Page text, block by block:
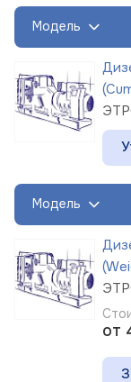
Модель
Модель
от